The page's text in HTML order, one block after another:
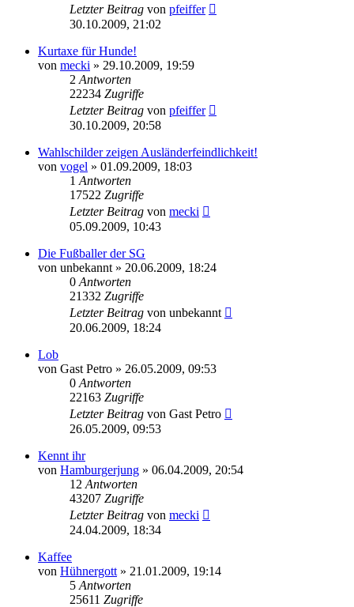
Letzter Beitrag von pfeiffer
30.10.2009, 21:02
Kurtaxe für Hunde!
von mecki » 29.10.2009, 19:59
2 Antworten
22234 Zugriffe
Letzter Beitrag von pfeiffer
30.10.2009, 20:58
Wahlschilder zeigen Ausländerfeindlichkeit!
von vogel » 01.09.2009, 18:03
1 Antworten
17522 Zugriffe
Letzter Beitrag von mecki
05.09.2009, 10:43
Die Fußballer der SG
von unbekannt » 20.06.2009, 18:24
0 Antworten
21332 Zugriffe
Letzter Beitrag von unbekannt
20.06.2009, 18:24
Lob
von Gast Petro » 26.05.2009, 09:53
0 Antworten
22163 Zugriffe
Letzter Beitrag von Gast Petro
26.05.2009, 09:53
Kennt ihr
von Hamburgerjung » 06.04.2009, 20:54
12 Antworten
43207 Zugriffe
Letzter Beitrag von mecki
24.04.2009, 18:34
Kaffee
von Hühnergott » 21.01.2009, 19:14
5 Antworten
25611 Zugriffe